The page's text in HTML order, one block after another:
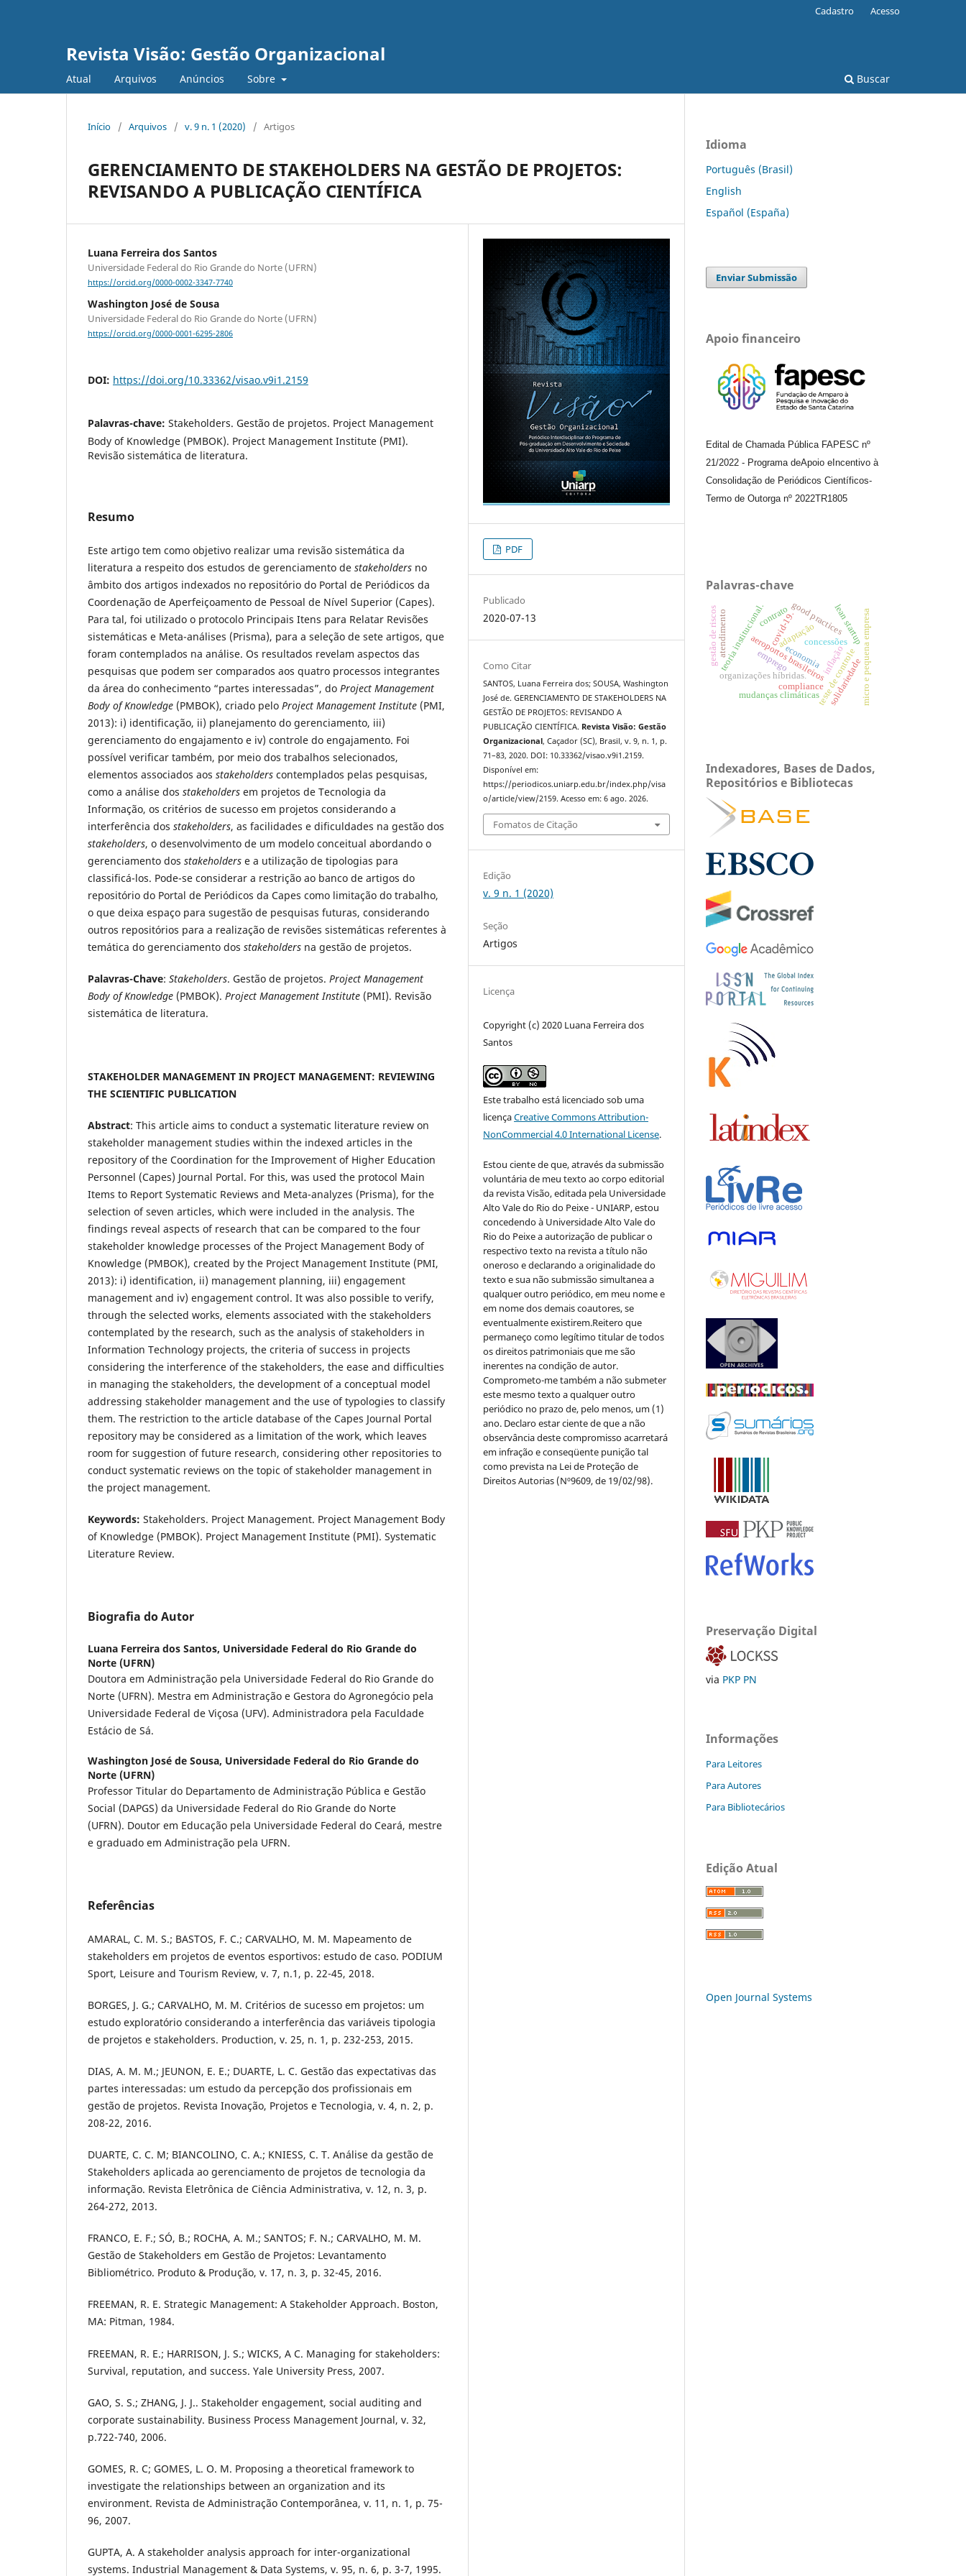
Revista Visão: Gestão Organizacional
Atual Arquivos Anúncios Sobre Buscar
Cadastro Acesso
Início / Arquivos / v. 9 n. 1 (2020) / Artigos
GERENCIAMENTO DE STAKEHOLDERS NA GESTÃO DE PROJETOS:
REVISANDO A PUBLICAÇÃO CIENTÍFICA
Luana Ferreira dos Santos
Universidade Federal do Rio Grande do Norte (UFRN)
https://orcid.org/0000-0002-3347-7740
Washington José de Sousa
Universidade Federal do Rio Grande do Norte (UFRN)
https://orcid.org/0000-0001-6295-2806
DOI: https://doi.org/10.33362/visao.v9i1.2159
Palavras-chave: Stakeholders. Gestão de projetos. Project Management
Body of Knowledge (PMBOK). Project Management Institute (PMI).
Revisão sistemática de literatura.
Resumo
Este artigo tem como objetivo realizar uma revisão sistemática da
literatura a respeito dos estudos de gerenciamento de stakeholders no
âmbito dos artigos indexados no repositório do Portal de Periódicos da
Coordenação de Aperfeiçoamento de Pessoal de Nível Superior (Capes).
Para tal, foi utilizado o protocolo Principais Itens para Relatar Revisões
sistemáticas e Meta-análises (Prisma), para a seleção de sete artigos, que
foram contemplados na análise. Os resultados revelam aspectos das
pesquisas que podem ser comparados aos quatro processos integrantes
da área do conhecimento “partes interessadas”, do Project Management
Body of Knowledge (PMBOK), criado pelo Project Management Institute (PMI,
2013): i) identificação, ii) planejamento do gerenciamento, iii)
gerenciamento do engajamento e iv) controle do engajamento. Foi
possível verificar também, por meio dos trabalhos selecionados,
elementos associados aos stakeholders contemplados pelas pesquisas,
como a análise dos stakeholders em projetos de Tecnologia da
Informação, os critérios de sucesso em projetos considerando a
interferência dos stakeholders, as facilidades e dificuldades na gestão dos
stakeholders, o desenvolvimento de um modelo conceitual abordando o
gerenciamento dos stakeholders e a utilização de tipologias para
classificá-los. Pode-se considerar a restrição ao banco de artigos do
repositório do Portal de Periódicos da Capes como limitação do trabalho,
o que deixa espaço para sugestão de pesquisas futuras, considerando
outros repositórios para a realização de revisões sistemáticas referentes à
temática do gerenciamento dos stakeholders na gestão de projetos.
Palavras-Chave: Stakeholders. Gestão de projetos. Project Management
Body of Knowledge (PMBOK). Project Management Institute (PMI). Revisão
sistemática de literatura.
STAKEHOLDER MANAGEMENT IN PROJECT MANAGEMENT: REVIEWING
THE SCIENTIFIC PUBLICATION
Abstract: This article aims to conduct a systematic literature review on
stakeholder management studies within the indexed articles in the
repository of the Coordination for the Improvement of Higher Education
Personnel (Capes) Journal Portal. For this, was used the protocol Main
Items to Report Systematic Reviews and Meta-analyzes (Prisma), for the
selection of seven articles, which were included in the analysis. The
findings reveal aspects of research that can be compared to the four
stakeholder knowledge processes of the Project Management Body of
Knowledge (PMBOK), created by the Project Management Institute (PMI,
2013): i) identification, ii) management planning, iii) engagement
management and iv) engagement control. It was also possible to verify,
through the selected works, elements associated with the stakeholders
contemplated by the research, such as the analysis of stakeholders in
Information Technology projects, the criteria of success in projects
considering the interference of the stakeholders, the ease and difficulties
in managing the stakeholders, the development of a conceptual model
addressing stakeholder management and the use of typologies to classify
them. The restriction to the article database of the Capes Journal Portal
repository may be considered as a limitation of the work, which leaves
room for suggestion of future research, considering other repositories to
conduct systematic reviews on the topic of stakeholder management in
the project management.
Keywords: Stakeholders. Project Management. Project Management Body
of Knowledge (PMBOK). Project Management Institute (PMI). Systematic
Literature Review.
Biografia do Autor
Luana Ferreira dos Santos, Universidade Federal do Rio Grande do
Norte (UFRN)
Doutora em Administração pela Universidade Federal do Rio Grande do
Norte (UFRN). Mestra em Administração e Gestora do Agronegócio pela
Universidade Federal de Viçosa (UFV). Administradora pela Faculdade
Estácio de Sá.
Washington José de Sousa, Universidade Federal do Rio Grande do
Norte (UFRN)
Professor Titular do Departamento de Administração Pública e Gestão
Social (DAPGS) da Universidade Federal do Rio Grande do Norte
(UFRN). Doutor em Educação pela Universidade Federal do Ceará, mestre
e graduado em Administração pela UFRN.
Referências
AMARAL, C. M. S.; BASTOS, F. C.; CARVALHO, M. M. Mapeamento de
stakeholders em projetos de eventos esportivos: estudo de caso. PODIUM
Sport, Leisure and Tourism Review, v. 7, n.1, p. 22-45, 2018.
BORGES, J. G.; CARVALHO, M. M. Critérios de sucesso em projetos: um
estudo exploratório considerando a interferência das variáveis tipologia
de projetos e stakeholders. Production, v. 25, n. 1, p. 232-253, 2015.
DIAS, A. M. M.; JEUNON, E. E.; DUARTE, L. C. Gestão das expectativas das
partes interessadas: um estudo da percepção dos profissionais em
gestão de projetos. Revista Inovação, Projetos e Tecnologia, v. 4, n. 2, p.
208-22, 2016.
DUARTE, C. C. M; BIANCOLINO, C. A.; KNIESS, C. T. Análise da gestão de
Stakeholders aplicada ao gerenciamento de projetos de tecnologia da
informação. Revista Eletrônica de Ciência Administrativa, v. 12, n. 3, p.
264-272, 2013.
FRANCO, E. F.; SÓ, B.; ROCHA, A. M.; SANTOS; F. N.; CARVALHO, M. M.
Gestão de Stakeholders em Gestão de Projetos: Levantamento
Bibliométrico. Produto & Produção, v. 17, n. 3, p. 32-45, 2016.
FREEMAN, R. E. Strategic Management: A Stakeholder Approach. Boston,
MA: Pitman, 1984.
FREEMAN, R. E.; HARRISON, J. S.; WICKS, A C. Managing for stakeholders:
Survival, reputation, and success. Yale University Press, 2007.
GAO, S. S.; ZHANG, J. J.. Stakeholder engagement, social auditing and
corporate sustainability. Business Process Management Journal, v. 32,
p.722-740, 2006.
GOMES, R. C; GOMES, L. O. M. Proposing a theoretical framework to
investigate the relationships between an organization and its
environment. Revista de Administração Contemporânea, v. 11, n. 1, p. 75-
96, 2007.
GUPTA, A. A stakeholder analysis approach for inter-organizational
systems. Industrial Management & Data Systems, v. 95, n. 6, p. 3-7, 1995.
PDF
Publicado
2020-07-13
Como Citar
SANTOS, Luana Ferreira dos; SOUSA, Washington
José de. GERENCIAMENTO DE STAKEHOLDERS NA
GESTÃO DE PROJETOS: REVISANDO A
PUBLICAÇÃO CIENTÍFICA. Revista Visão: Gestão
Organizacional, Caçador (SC), Brasil, v. 9, n. 1, p.
71–83, 2020. DOI: 10.33362/visao.v9i1.2159.
Disponível em:
https://periodicos.uniarp.edu.br/index.php/visa
o/article/view/2159. Acesso em: 6 ago. 2026.
Fomatos de Citação
Edição
v. 9 n. 1 (2020)
Seção
Artigos
Licença
Copyright (c) 2020 Luana Ferreira dos
Santos
Este trabalho está licenciado sob uma
licençaCreative Commons Attribution-
NonCommercial 4.0 International License.
Estou ciente de que, através da submissão
voluntária de meu texto ao corpo editorial
da revista Visão, editada pela Universidade
Alto Vale do Rio do Peixe - UNIARP, estou
concedendo à Universidade Alto Vale do
Rio do Peixe a autorização de publicar o
respectivo texto na revista a título não
oneroso e declarando a originalidade do
texto e sua não submissão simultanea a
qualquer outro periódico, em meu nome e
em nome dos demais coautores, se
eventualmente existirem.Reitero que
permaneço como legítimo titular de todos
os direitos patrimoniais que me são
inerentes na condição de autor.
Comprometo-me também a não submeter
este mesmo texto a qualquer outro
periódico no prazo de, pelo menos, um (1)
ano. Declaro estar ciente de que a não
observância deste compromisso acarretará
em infração e conseqüente punição tal
como prevista na Lei de Proteção de
Direitos Autorias (Nº9609, de 19/02/98).
Idioma
Português (Brasil)
English
Español (España)
Enviar Submissão
Apoio financeiro
Edital de Chamada Pública FAPESC nº
21/2022 - Programa deApoio e Incentivo à
Consolidação de Periódicos Científicos-
Termo de Outorga nº 2022TR1805
Palavras-chave
covid-19. concessões
aeroportos brasileiros
organizações híbridas.
teoria institucional.
teste de controle
gestão de riscos
compliance
lean startupmicro e pequena empresa
adaptação
atendimento
solidariedade
economia
good practices
emprego
contrato
inflação
mudanças climáticas
Indexadores, Bases de Dados,
Repositórios e Bibliotecas
Preservação Digital
via PKP PN
Informações
Para Leitores
Para Autores
Para Bibliotecários
Edição Atual
Open Journal Systems